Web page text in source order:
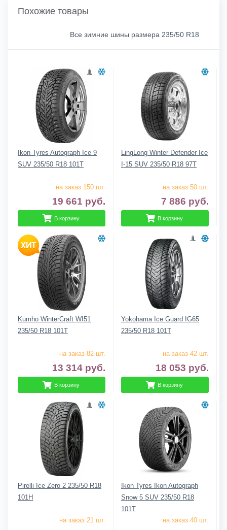
Похожие товары
Все зимние шины размера 235/50 R18
Ikon Tyres Autograph Ice 9
SUV 235/50 R18 101T
на заказ 150 шт.
19 661 руб.
В корзину
LingLong Winter Defender Ice
I-15 SUV 235/50 R18 97T
на заказ 50 шт.
7 886 руб.
В корзину
Kumho WinterCraft WI51
235/50 R18 101T
на заказ 82 шт.
13 314 руб.
В корзину
Yokohama Ice Guard IG65
235/50 R18 101T
на заказ 42 шт.
18 053 руб.
В корзину
Pirelli Ice Zero 2 235/50 R18
101H
на заказ 21 шт.
Ikon Tyres Ikon Autograph
Snow 5 SUV 235/50 R18
101T
на заказ 40 шт.